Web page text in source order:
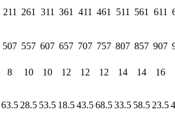
211 261 311 361 411 461 511 561 611
507 557 607 657 707 757 807 857 907
8 10 10 12 12 12 14 14 16
63.5 28.5 53.5 18.543.568.533.5 58.5 23.5